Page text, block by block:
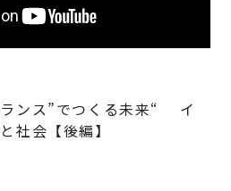
ンス”でつくる未来“ イ
社会【後編】